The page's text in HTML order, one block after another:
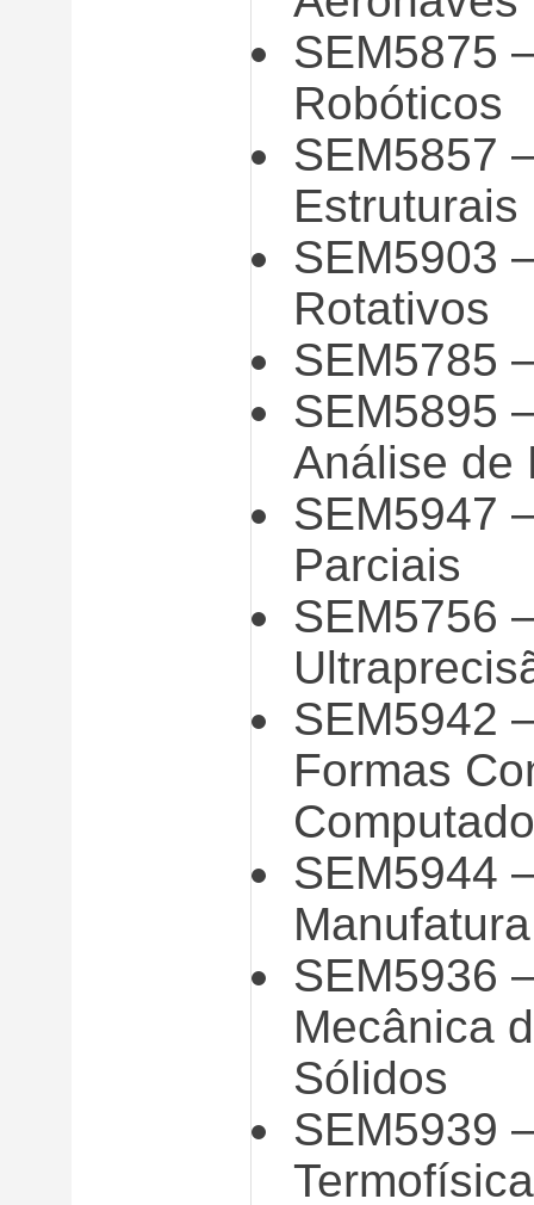
SEM5875
Robóticos
SEM5857
Estruturais
SEM5903
Rotativos
SEM5785
SEM5895
Análise de
SEM5947
Parciais
SEM5756
SEM5942
Formas
SEM5944
SEM5936
Mecânica
Sólidos
SEM5939